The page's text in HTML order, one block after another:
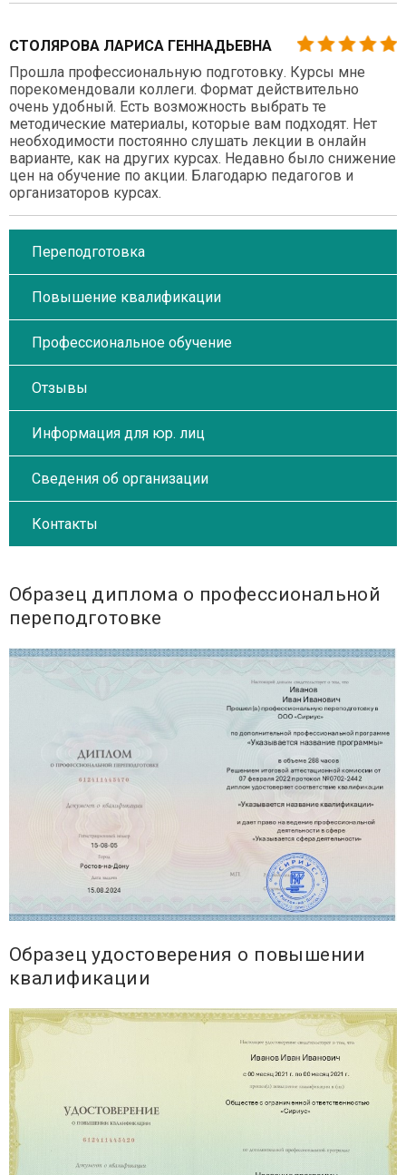
СТОЛЯРОВА ЛАРИСА ГЕННАДЬЕВНА
Прошла профессиональную подготовку. Курсы мне
порекомендовали коллеги. Формат действительно
очень удобный. Есть возможность выбрать те
методические материалы, которые вам подходят. Нет
необходимости постоянно слушать лекции в онлайн
варианте, как на других курсах. Недавно было снижение
цен на обучение по акции. Благодарю педагогов и
организаторов курсах.
Переподготовка
Повышение квалификации
Профессиональное обучение
Отзывы
Информация для юр. лиц
Сведения об организации
Контакты
Образец диплома о профессиональной
переподготовке
Образец удостоверения о повышении
квалификации